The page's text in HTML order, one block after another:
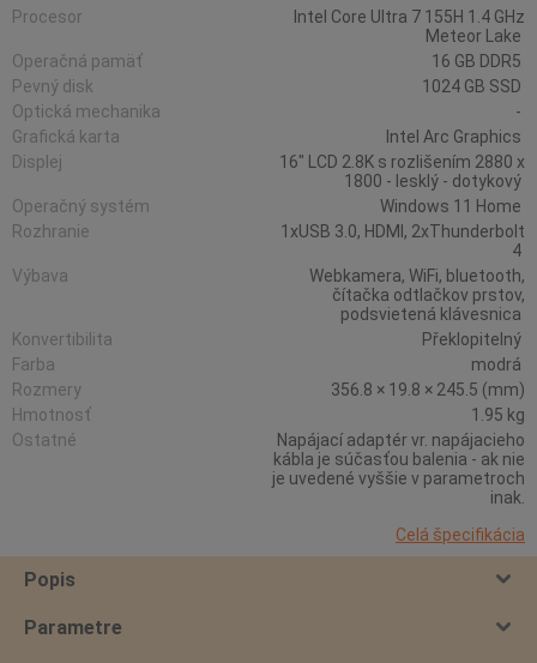
Procesor
Intel Core Ultra 7 155H 1.4 GHz
Meteor Lake
Operačná pamäť
16 GB DDR5
Pevný disk
1024 GB SSD
Optická mechanika
-
Grafická karta
Intel Arc Graphics
Displej
16" LCD 2.8K s rozlišením 2880 x
1800 - lesklý - dotykový
Operačný systém
Windows 11 Home
Rozhranie
1xUSB 3.0, HDMI, 2xThunderbolt
4
Výbava
Webkamera, WiFi, bluetooth,
čítačka odtlačkov prstov,
podsvietená klávesnica
Konvertibilita
Překlopitelný
Farba
modrá
Rozmery
356.8 × 19.8 × 245.5 (mm)
Hmotnosť
1.95 kg
Ostatné
Napájací adaptér vr. napájacieho
kábla je súčasťou balenia - ak nie
je uvedené vyššie v parametroch
inak.
Celá špecifikácia
Popis
Parametre